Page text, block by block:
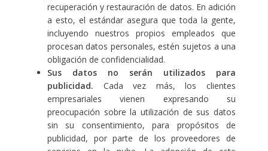
recuperación y restauración de datos. En adición
a esto, el estándar asegura que toda la gente,
incluyendo nuestros propios empleados que
procesan datos personales, estén sujetos a una
obligación de confidencialidad.
Sus datos no serán utilizados para
publicidad. Cada vez más, los clientes
empresariales vienen expresando su
preocupación sobre la utilización de sus datos
sin su consentimiento, para propósitos de
publicidad, por parte de los proveedores de